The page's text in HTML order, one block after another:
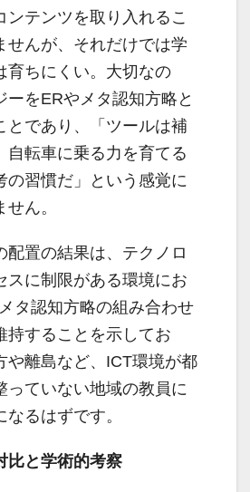
ンテンツを取り入れるこ
せんが、それだけでは学
育ちにくい。大切なの
ーをERやメタ認知方略と
とであり、「ツールは補
自転車に乗る力を育てる
の習慣だ」という感覚に
ん。
配置の結果は、テクノロ
スに制限がある環境にお
タ認知方略の組み合わせ
持することを示してお
や離島など、ICT環境が都
っていない地域の教員に
るはずです。
比と学術的考察